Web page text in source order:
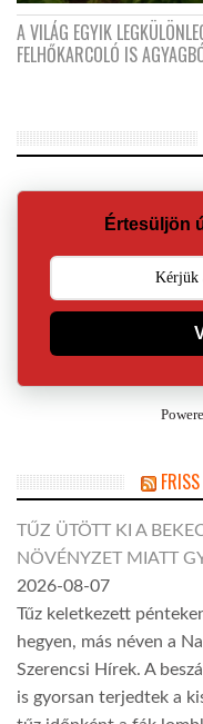
A VILÁG EGYIK
FELHŐKARCOLÓ IS
Értesüljön
TŰZ ÜTÖTT KI A
NÖVÉNYZET MIATT
2026-08-07
Tűz keletkezett
hegyen, más néven a
Szerencsi Hírek. A
is gyorsan terjedtek a